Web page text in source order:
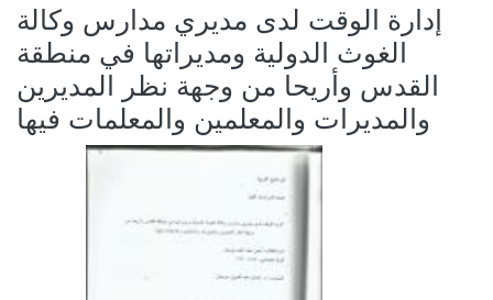
إدارة الوقت لدى مديري مدارس وكالة
الغوث الدولية ومديراتها في منطقة
القدس وأريحا من وجهة نظر المديرين
والمديرات والمعلمين والمعلمات فيها